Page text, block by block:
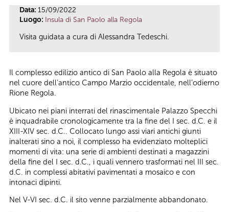
Data: 15/09/2022
Luogo: Insula di San Paolo alla Regola
Visita guidata a cura di Alessandra Tedeschi.
Il complesso edilizio antico di San Paolo alla Regola è situato
nel cuore dell’antico Campo Marzio occidentale, nell’odierno
Rione Regola.
Ubicato nei piani interrati del rinascimentale Palazzo Specchi
è inquadrabile cronologicamente tra la fine del I sec. d.C. e il
XIII-XIV sec. d.C.. Collocato lungo assi viari antichi giunti
inalterati sino a noi, il complesso ha evidenziato molteplici
momenti di vita: una serie di ambienti destinati a magazzini
della fine del I sec. d.C., i quali vennero trasformati nel III sec.
d.C. in complessi abitativi pavimentati a mosaico e con
intonaci dipinti.
Nel V-VI sec. d.C. il sito venne parzialmente abbandonato.